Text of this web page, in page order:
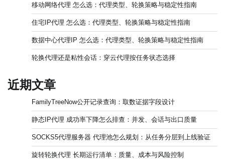
移动网络代理 怎么选：代理类型、轮换策略与稳定性指南
住宅IP代理 怎么选：代理类型、轮换策略与稳定性指南
数据中心代理IP 怎么选：代理类型、轮换策略与稳定性指南
轮换代理还是粘性会话：穿云代理按任务状态选择
近期文章
FamilyTreeNow公开记录查询：取数证据字段设计
静态IP代理 成功率下降怎么排查：并发、会话与出口质量
SOCKS5代理服务器 代理池怎么规划：从任务分层到上线验证
旋转轮换代理 长期运行清单：质量、成本与风险控制